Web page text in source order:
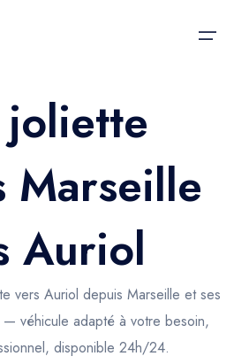
Marseille
Auriol
vers Auriol depuis Marseille et ses
— véhicule adapté à votre besoin,
disponible 24h/24.